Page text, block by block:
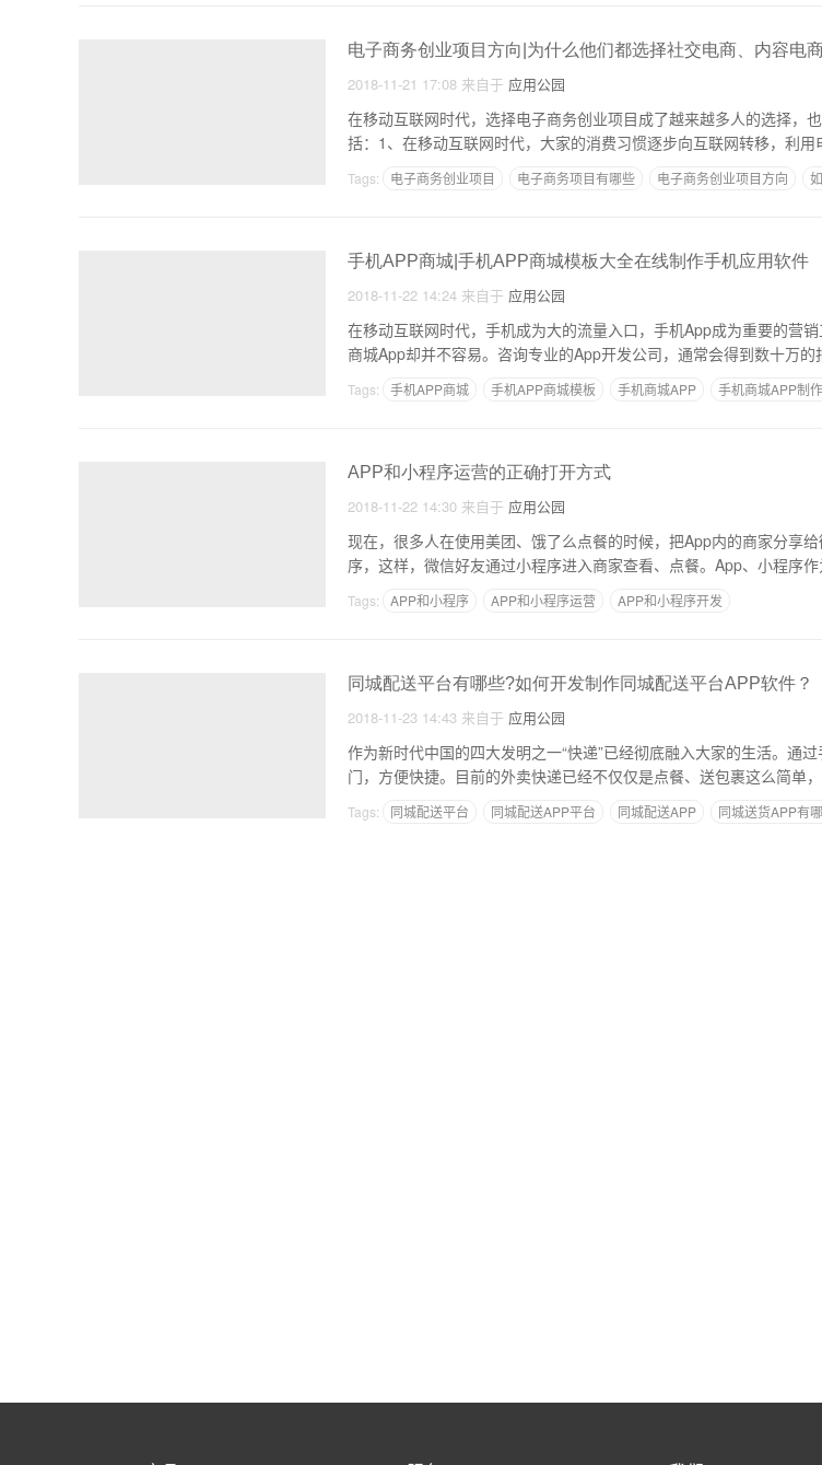
电子商务创业项目方向|为什么他们都选择社交电商、内容电
2018-11-21 17:08 来自于 应用公园
在移动互联网时代，选择电子商务创业项目成了越来越多人的选择，
括：1、在移动互联网时代，大家的消费习惯逐步向互联网转移，利
Tags: 电子商务创业项目 电子商务项目有哪些 电子商务创业项目方向
手机APP商城|手机APP商城模板大全在线制作手机应用软件
2018-11-22 14:24 来自于 应用公园
在移动互联网时代，手机成为大的流量入口，手机App成为重要的营
商城App却并不容易。咨询专业的App开发公司，通常会得到数十万
Tags: 手机APP商城 手机APP商城模板 手机商城APP 手机商城APP制作
APP和小程序运营的正确打开方式
2018-11-22 14:30 来自于 应用公园
现在，很多人在使用美团、饿了么点餐的时候，把App内的商家分享
序，这样，微信好友通过小程序进入商家查看、点餐。App、小程序
Tags: APP和小程序 APP和小程序运营 APP和小程序开发
同城配送平台有哪些?如何开发制作同城配送平台APP软件？
2018-11-23 14:43 来自于 应用公园
作为新时代中国的四大发明之一“快递”已经彻底融入大家的生活。通
门，方便快捷。目前的外卖快递已经不仅仅是点餐、送包裹这么简单
Tags: 同城配送平台 同城配送APP平台 同城配送APP 同城送货APP有